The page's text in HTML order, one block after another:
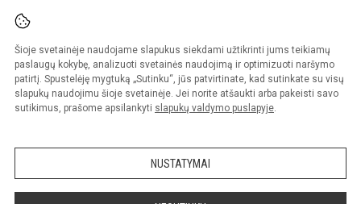
Šioje svetainėje naudojame slapukus siekdami užtikrinti jums teikiamų
paslaugų kokybę, analizuoti svetainės naudojimą ir optimizuoti naršymo
patirtį. Spustelėję mygtuką „Sutinku“, jūs patvirtinate, kad sutinkate su visų
slapukų naudojimu šioje svetainėje. Jei norite atšaukti arba pakeisti savo
sutikimus, prašome apsilankyti slapukų valdymo puslapyje.
NUSTATYMAI
© 2022. Vilniaus Levo Karsavino mokykla. Visos teisės saugomos.
Kopijuoti turinį be raštiško gimnazijos sutikimo griežtai draudžiama.
Prieinamumo paraiška Slapukų valdymas
Sumanus būdas atnaujinti